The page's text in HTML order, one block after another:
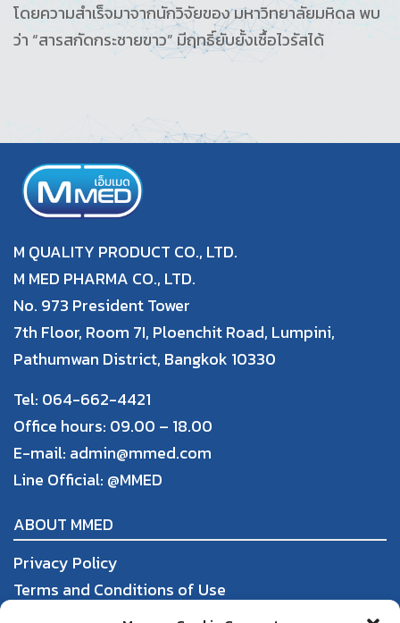
โดยความสำเร็จมาจากนักวิจัยของ มหาวิทยาลัยมหิดล พบ
ว่า “สารสกัดกระชายขาว” มีฤทธิ์ยับยั้งเชื้อไวรัสได้
M QUALITY PRODUCT CO., LTD.
M MED PHARMA CO., LTD.
No. 973 President Tower
7th Floor, Room 7I, Ploenchit Road, Lumpini,
Pathumwan District, Bangkok 10330
Tel: 064-662-4421
Office hours: 09.00 – 18.00
E-mail: admin@mmed.com
Line Official: @MMED
ABOUT MMED
Privacy Policy
Terms and Conditions of Use
Order, Payment, and Shipping